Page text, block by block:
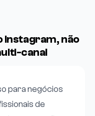
Instagram, não
canal
para negócios
de